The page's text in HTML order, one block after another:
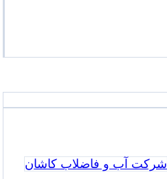
شرکت آب و فاضلاب کاشان